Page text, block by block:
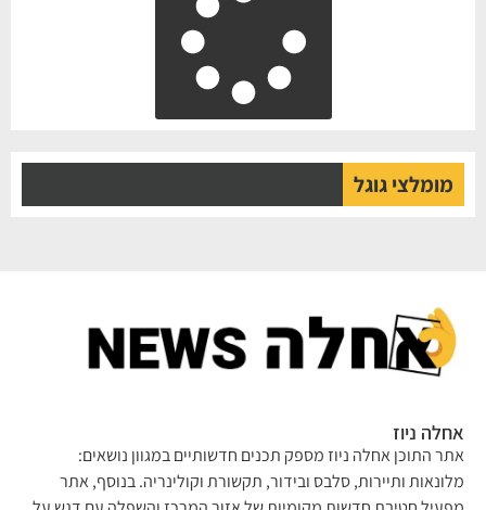
מומלצי גוגל
אחלה ניוז
אתר התוכן אחלה ניוז מספק תכנים חדשותיים במגוון נושאים:
מלונאות ותיירות, סלבס ובידור, תקשורת וקולינריה. בנוסף, אתר